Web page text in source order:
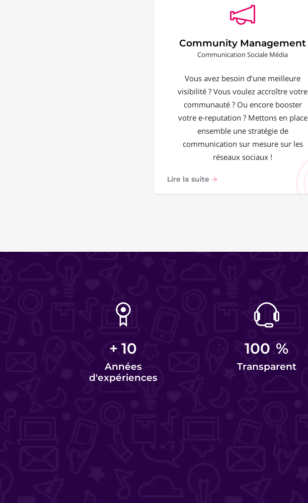
Community Management
Communication Sociale Média
Vous avez besoin d’une meilleure
visibilité ? Vous voulez accroître votre
communauté ? Ou encore booster
votre e-reputation ? Mettons en place
ensemble une stratégie de
communication sur mesure sur les
réseaux sociaux !
Lire la suite
+ 10
Années
d'expériences
100 %
Transparent